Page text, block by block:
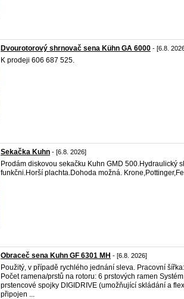
Dvourotorový shrnovač sena Kühn GA 6000 - [6.8.
K prodeji 606 687 525.
Sekačka Kuhn - [6.8. 2026]
Prodám diskovou sekačku Kuhn GMD 500.Hydraulický
funkčni.Horší plachta.Dohoda možná.
Obraceč sena Kuhn GF 6301 MH - [6.8. 2026]
Použitý, v případě rychlého jednání sleva. Pracovní
Počet ramena/prstů na rotoru: 6 prstových ramen
prstencové spojky DIGIDRIVE (umožňující skládání a
připojen ...